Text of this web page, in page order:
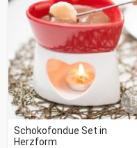
Schokofondue Set in
Herzform